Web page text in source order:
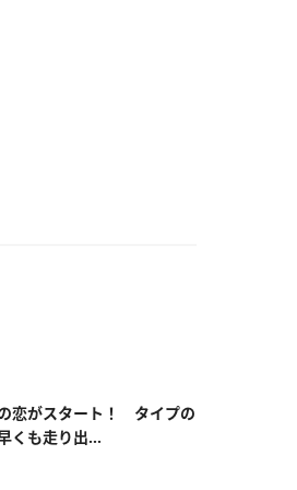
恋がスタート！ タイプの
も走り出...